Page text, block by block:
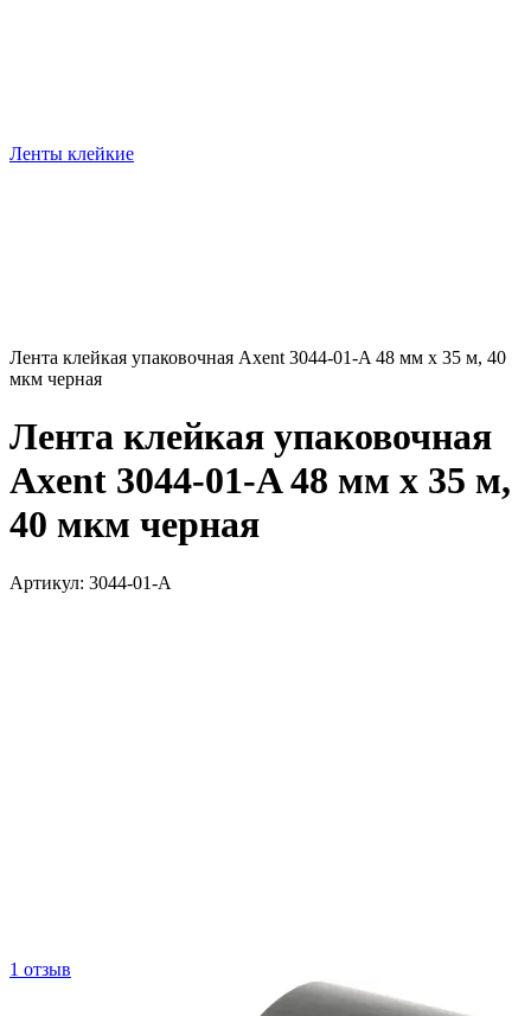
Ленты клейкие
Лента клейкая упаковочная Axent 3044-01-A 48 мм х 35 м, 40
мкм черная
Лента клейкая упаковочная
Axent 3044-01-A 48 мм х 35 м,
40 мкм черная
Артикул: 3044-01-A
1 отзыв